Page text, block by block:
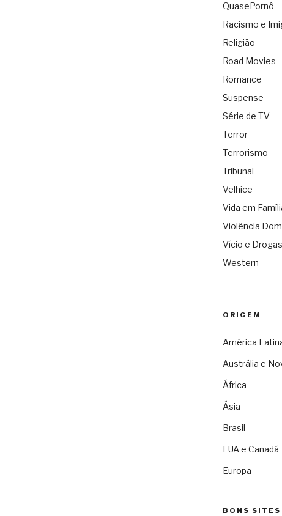
QuasePornô
Racismo e
Religião
Road Movies
Romance
Suspense
Série de TV
Terror
Terrorismo
Tribunal
Velhice
Vida em
Violência
Vício e Drogas
Western
ORIGEM
América
Austrália e
África
Ásia
Brasil
EUA e Canadá
Europa
BONS SITES